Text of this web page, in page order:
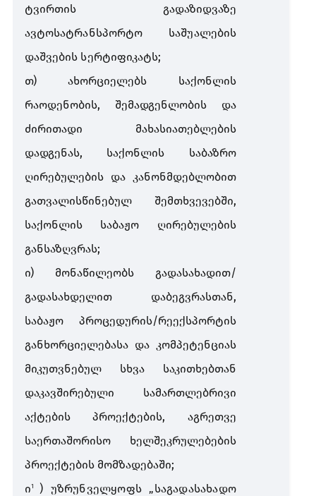
ტვირთის
გადაზიდვაზე
ავტოსატრანსპორტო
საშუალების
დაშვების სერტიფიკატს;
თ)ახორციელებს
საქონლის
რაოდენობის, შემადგენლობის
და
ძირითადი
მახასიათებლების
დადგენას, საქონლის
საბაზრო
ღირებულების და კანონმდებლობით
გათვალისწინებულ
შემთხვევებში,
საქონლის
საბაჟო
ღირებულების
განსაზღვრას;
ი) მონაწილეობს გადასახადით/
გადასახდელით
დაბეგვრასთან,
საბაჟო
პროცედურის/რეექსპორტის
განხორციელებასა და კომპეტენციას
მიკუთვნებულ
სხვა
საკითხებთან
დაკავშირებული
სამართლებრივი
აქტების
პროექტების, აგრეთვე
საერთაშორისო
ხელშეკრულებების
პროექტების მომზადებაში;
ი1 ) უზრუნველყოფს„საგადასახადო